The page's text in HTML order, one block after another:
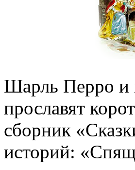
Шарль Перро и
прославят
сборник
историй: